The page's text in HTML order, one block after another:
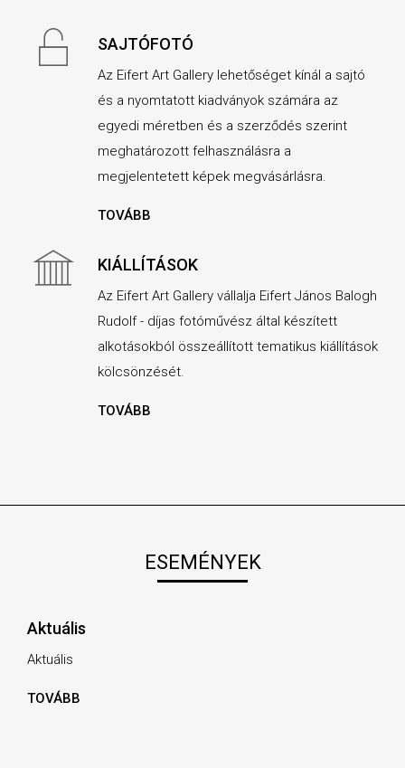
SAJTÓFOTÓ
Az Eifert Art Gallery lehetőséget kínál a sajtó
és a nyomtatott kiadványok számára az
egyedi méretben és a szerződés szerint
meghatározott felhasználásra a
megjelentetett képek megvásárlásra.
TOVÁBB
KIÁLLÍTÁSOK
Az Eifert Art Gallery vállalja Eifert János Balogh
Rudolf - díjas fotóművész által készített
alkotásokból összeállított tematikus kiállítások
kölcsönzését.
TOVÁBB
ESEMÉNYEK
Aktuális
Aktuális
TOVÁBB